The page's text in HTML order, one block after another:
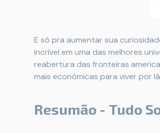
E só pra aumentar sua
incrível em uma das melhores
reabertura das fronteiras
mais econômicas para viver por
Resumão - Tudo